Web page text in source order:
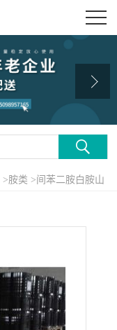
>胺类 >间苯二胺白胺山